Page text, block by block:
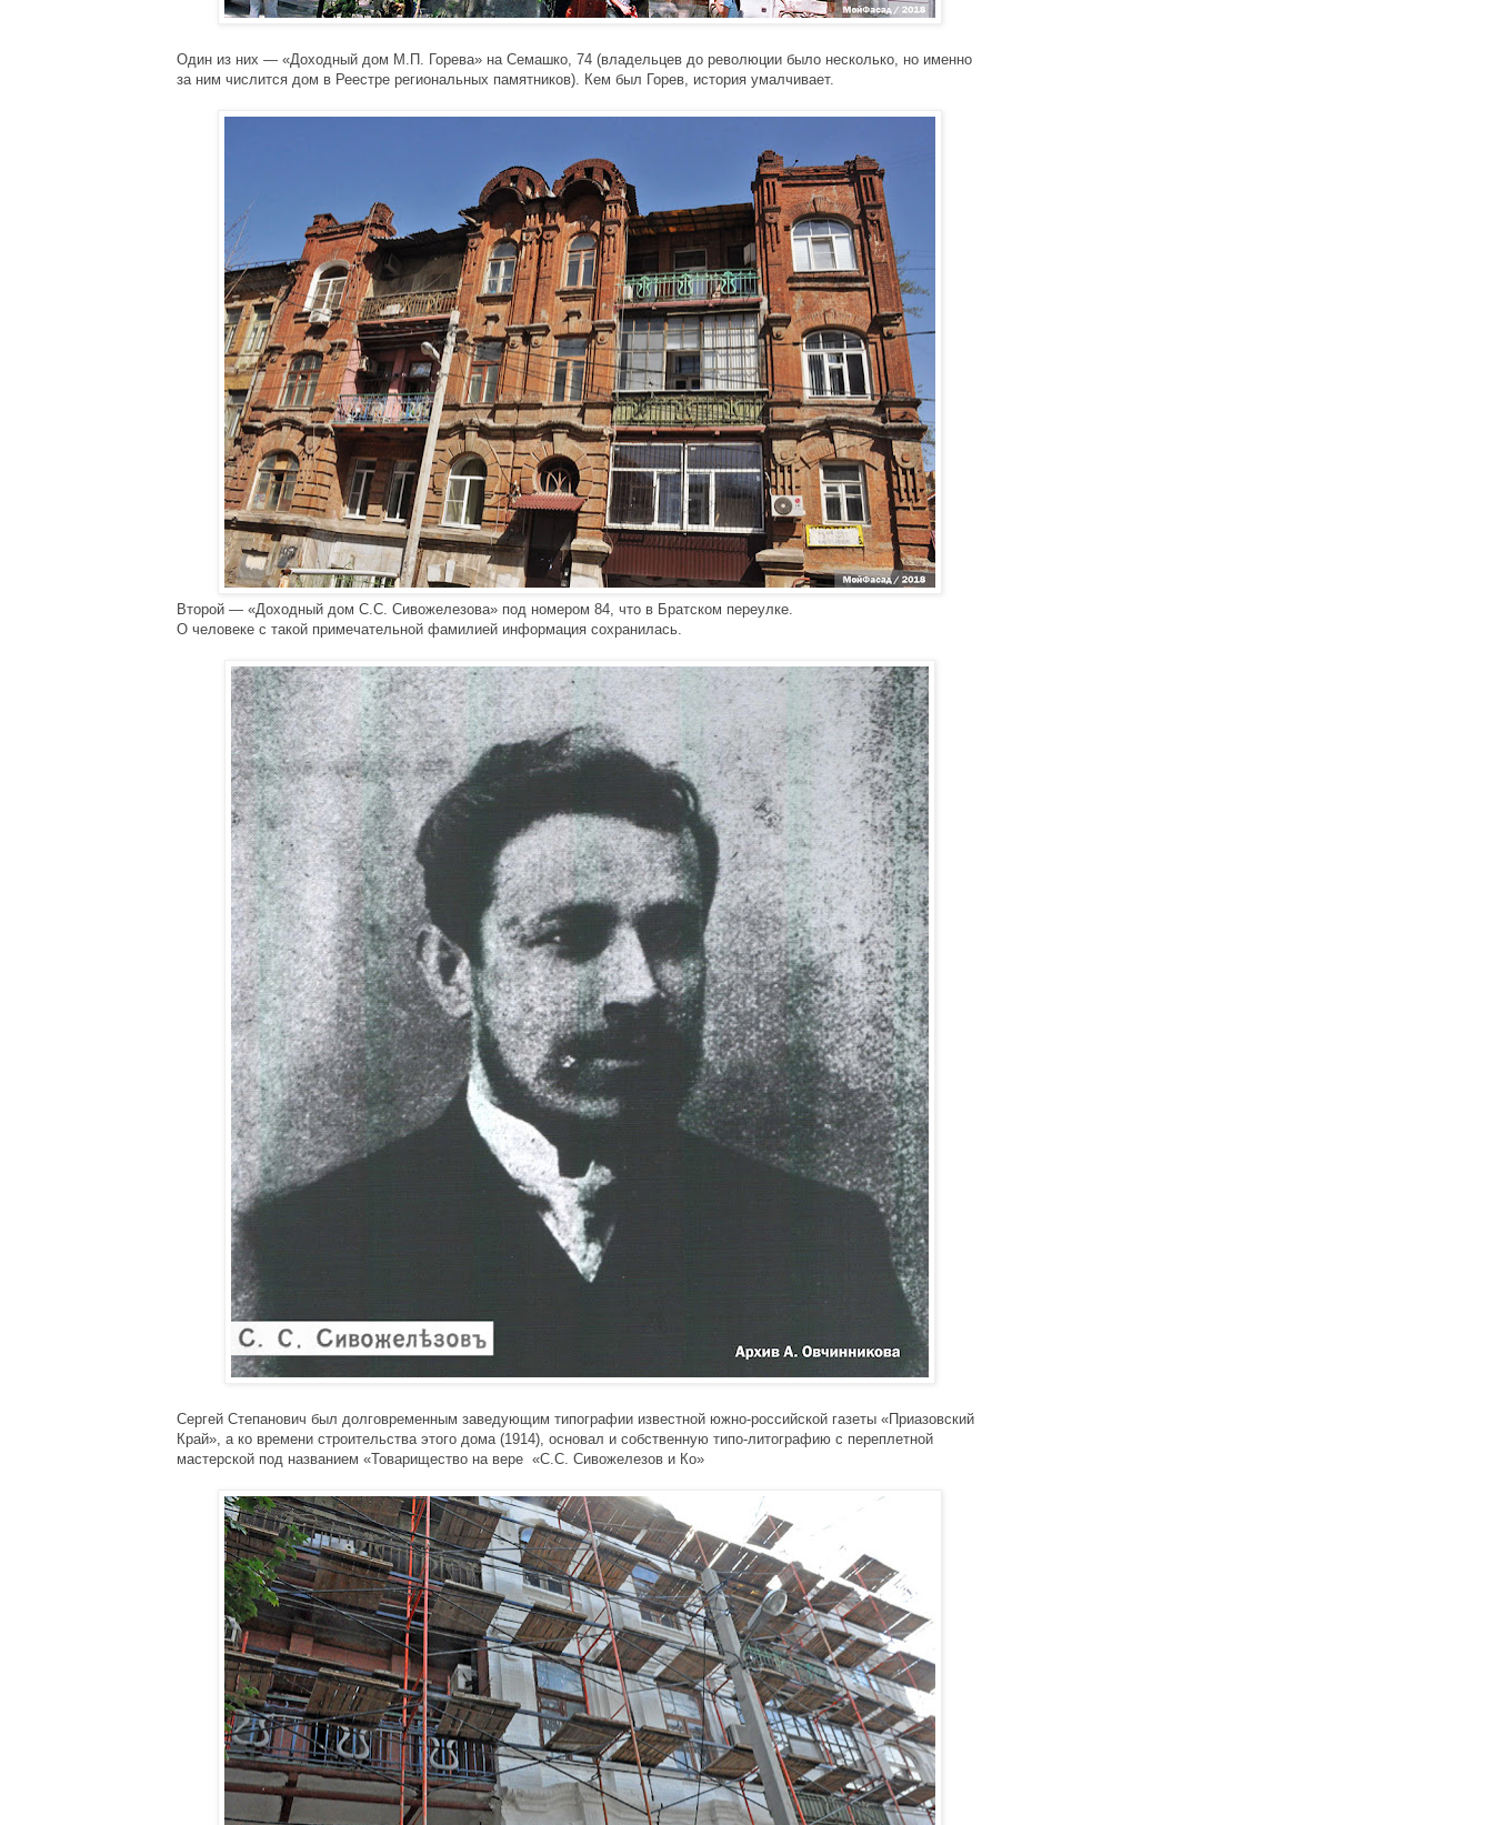
Один из них — «Доходный дом М.П. Горева» на Семашко, 74 (владельцев до революции было несколько, но именно
за ним числится дом в Реестре региональных памятников). Кем был Горев, история умалчивает.
Второй — «Доходный дом С.С. Сивожелезова» под номером 84, что в Братском переулке.
О человеке с такой примечательной фамилией информация сохранилась.
Сергей Степанович был долговременным заведующим типографии известной южно-российской газеты «Приазовский
Край», а ко времени строительства этого дома (1914), основал и собственную типо-литографию с переплетной
мастерской под названием «Товарищество на вере  «С.С. Сивожелезов и Ко»